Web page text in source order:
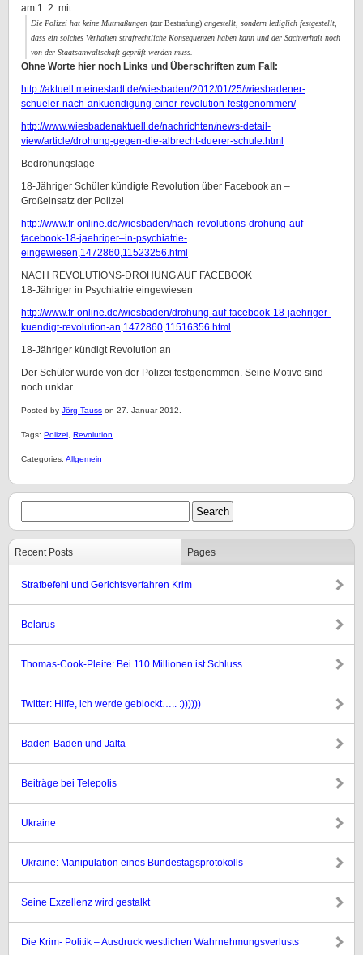
am 1. 2. mit:
Die Polizei hat keine Mutmaßungen (zur Bestrafung) angestellt, sondern lediglich festgestellt,
dass ein solches Verhalten strafrechtliche Konsequenzen haben kann und der Sachverhalt noch
von der Staatsanwaltschaft geprüft werden muss.
Ohne Worte hier noch Links und Überschriften zum Fall:
http://aktuell.meinestadt.de/wiesbaden/2012/01/25/wiesbadener-
schueler-nach-ankuendigung-einer-revolution-festgenommen/
http://www.wiesbadenaktuell.de/nachrichten/news-detail-
view/article/drohung-gegen-die-albrecht-duerer-schule.html
Bedrohungslage
18-Jähriger Schüler kündigte Revolution über Facebook an –
Großeinsatz der Polizei
http://www.fr-online.de/wiesbaden/nach-revolutions-drohung-auf-
facebook-18-jaehriger–in-psychiatrie-
eingewiesen,1472860,11523256.html
NACH REVOLUTIONS-DROHUNG AUF FACEBOOK
18-Jähriger in Psychiatrie eingewiesen
http://www.fr-online.de/wiesbaden/drohung-auf-facebook-18-jaehriger-
kuendigt-revolution-an,1472860,11516356.html
18-Jähriger kündigt Revolution an
Der Schüler wurde von der Polizei festgenommen. Seine Motive sind
noch unklar
Posted by Jörg Tauss on 27. Januar 2012.
Tags: Polizei Revolution
Categories: Allgemein
Recent Posts Pages
Strafbefehl und Gerichtsverfahren Krim
Belarus
Thomas-Cook-Pleite: Bei 110 Millionen ist Schluss
Twitter: Hilfe, ich werde geblockt….. :))))))
Baden-Baden und Jalta
Beiträge bei Telepolis
Ukraine
Ukraine: Manipulation eines Bundestagsprotokolls
Seine Exzellenz wird gestalkt
Die Krim- Politik – Ausdruck westlichen Wahrnehmungsverlusts